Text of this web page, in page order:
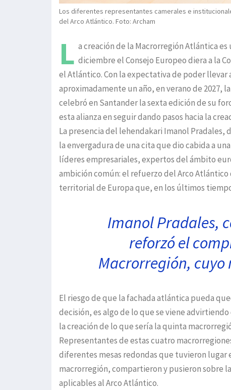
Los diferentes representantes camerales e
del Arco Atlántico. Foto: Archam
L a creación de la Macrorregión Atlántica
diciembre el Consejo Europeo diera a la
el Atlántico. Con la expectativa de poder
aproximadamente un año, en verano de 2027,
celebró en Santander la sexta edición de su
esta alianza en seguir dando pasos hacia la
La presencia del lehendakari Imanol Pradales,
la envergadura de una cita que dio cabida a
líderes empresariales, expertos del ámbito
ambición común: el refuerzo del Arco
territorial de Europa que, en los últimos
Imanol Pradales,
reforzó el
Macrorregión, cuyo
El riesgo de que la fachada atlántica pueda
decisión, es algo de lo que se viene
la creación de lo que sería la quinta
Representantes de estas cuatro
diferentes mesas redondas que tuvieron lugar
macrorregión, compartieron y pusieron sobre
aplicables al Arco Atlántico.